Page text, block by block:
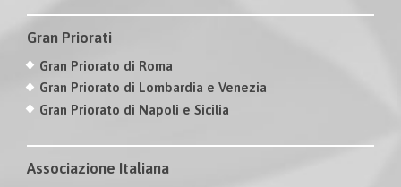
Gran Priorati
Gran Priorato di Roma
Gran Priorato di Lombardia e Venezia
Gran Priorato di Napoli e Sicilia
Associazione Italiana